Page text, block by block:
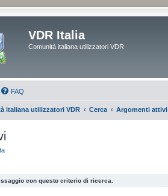
VDR Italia
Comunità italiana utilizzatori VDR
FAQ
italiana utilizzatori VDR Cerca Argomenti attivi
con questo criterio di ricerca.